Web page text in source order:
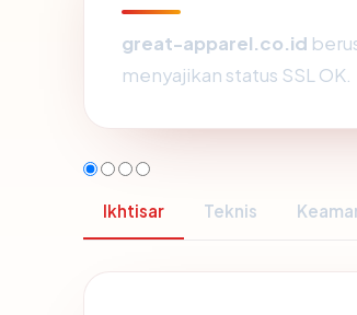
great-apparel.co.id
menyajikan status SSL OK.
Ikhtisar Teknis